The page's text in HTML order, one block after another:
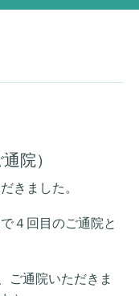
院）
きました。
４回目のご通院と
ご通院いただきま